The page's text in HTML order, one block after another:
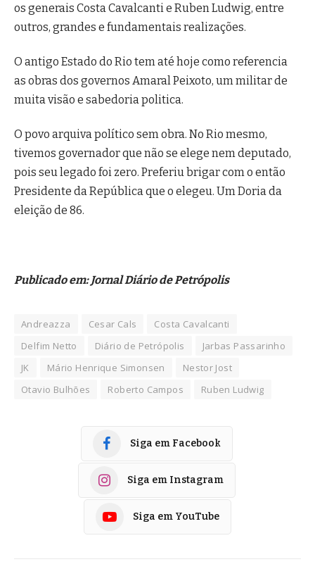
os generais Costa Cavalcanti e Ruben Ludwig, entre
outros, grandes e fundamentais realizações.
O antigo Estado do Rio tem até hoje como referencia
as obras dos governos Amaral Peixoto, um militar de
muita visão e sabedoria politica.
O povo arquiva político sem obra. No Rio mesmo,
tivemos governador que não se elege nem deputado,
pois seu legado foi zero. Preferiu brigar com o então
Presidente da República que o elegeu. Um Doria da
eleição de 86.
Publicado em: Jornal Diário dePetrópolis
Andreazza Cesar Cals
Costa Cavalcanti
Delfim Netto
Diário de Petrópolis
Jarbas Passarinho
JK
Mário Henrique Simonsen
Nestor Jost
Otavio Bulhões
Roberto Campos Ruben Ludwig
Siga em Facebook
Siga em Instagram
Siga em YouTube